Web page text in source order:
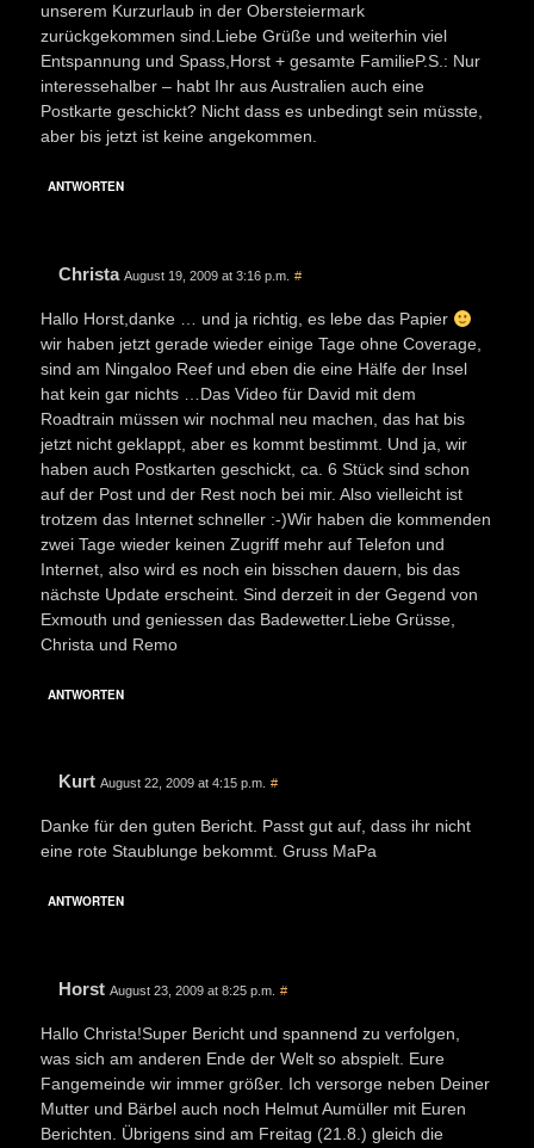
unserem Kurzurlaub in der Obersteiermark
zurückgekommen sind.Liebe Grüße und weiterhin viel
Entspannung und Spass,Horst + gesamte FamilieP.S.: Nur
interessehalber – habt Ihr aus Australien auch eine
Postkarte geschickt? Nicht dass es unbedingt sein müsste,
aber bis jetzt ist keine angekommen.
ANTWORTEN
Christa August 19, 2009 at 3:16 p.m. #
Hallo Horst,danke … und ja richtig, es lebe das Papier
wir haben jetzt gerade wieder einige Tage ohne Coverage,
sind am Ningaloo Reef und eben die eine Hälfe der Insel
hat kein gar nichts …Das Video für David mit dem
Roadtrain müssen wir nochmal neu machen, das hat bis
jetzt nicht geklappt, aber es kommt bestimmt. Und ja, wir
haben auch Postkarten geschickt, ca. 6 Stück sind schon
auf der Post und der Rest noch bei mir. Also vielleicht ist
trotzem das Internet schneller :-)Wir haben die kommenden
zwei Tage wieder keinen Zugriff mehr auf Telefon und
Internet, also wird es noch ein bisschen dauern, bis das
nächste Update erscheint. Sind derzeit in der Gegend von
Exmouth und geniessen das Badewetter.Liebe Grüsse,
Christa und Remo
ANTWORTEN
Kurt August 22, 2009 at 4:15 p.m. #
Danke für den guten Bericht. Passt gut auf, dass ihr nicht
eine rote Staublunge bekommt. Gruss MaPa
ANTWORTEN
Horst August 23, 2009 at 8:25 p.m. #
Hallo Christa!Super Bericht und spannend zu verfolgen,
was sich am anderen Ende der Welt so abspielt. Eure
Fangemeinde wir immer größer. Ich versorge neben Deiner
Mutter und Bärbel auch noch Helmut Aumüller mit Euren
Berichten. Übrigens sind am Freitag (21.8.) gleich die